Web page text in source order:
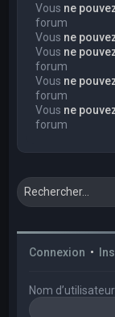
Vous ne
forum
Vous ne
Vous ne
forum
Vous ne
forum
Vous ne
forum
Connexion •
Nom